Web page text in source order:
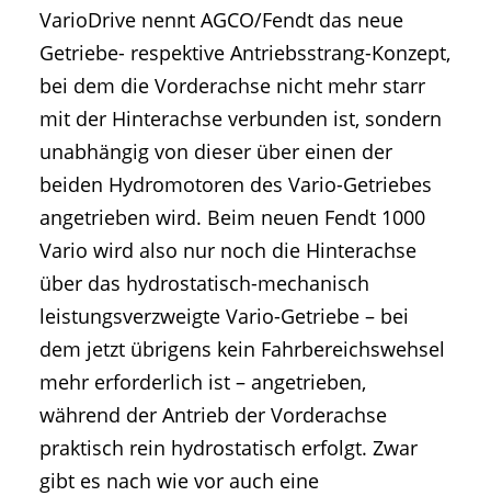
VarioDrive nennt AGCO/Fendt das neue
Getriebe- respektive Antriebsstrang-Konzept,
bei dem die Vorderachse nicht mehr starr
mit der Hinterachse verbunden ist, sondern
unabhängig von dieser über einen der
beiden Hydromotoren des Vario-Getriebes
angetrieben wird. Beim neuen Fendt 1000
Vario wird also nur noch die Hinterachse
über das hydrostatisch-mechanisch
leistungsverzweigte Vario-Getriebe – bei
dem jetzt übrigens kein Fahrbereichswehsel
mehr erforderlich ist – angetrieben,
während der Antrieb der Vorderachse
praktisch rein hydrostatisch erfolgt. Zwar
gibt es nach wie vor auch eine